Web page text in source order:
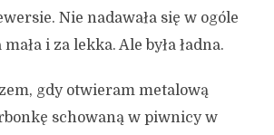
Nie nadawała się w ogóle
mała i za lekka. Ale była ładna.
gdy otwieram metalową
schowaną w piwnicy w